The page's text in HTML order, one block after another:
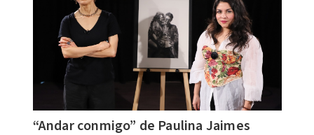
“Andar conmigo” de Paulina Jaimes